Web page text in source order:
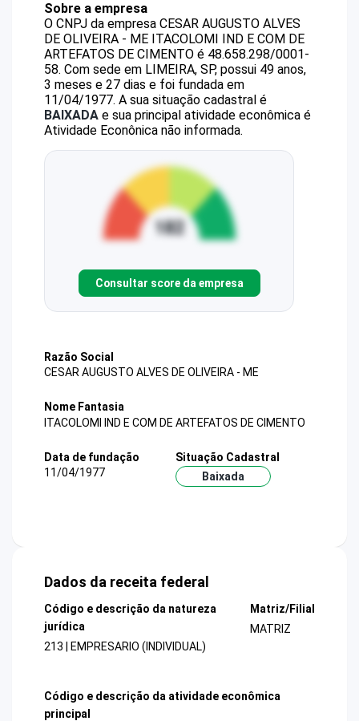
Sobre a empresa
O CNPJ da empresa CESAR AUGUSTO ALVES
DE OLIVEIRA - ME ITACOLOMI IND E COM DE
ARTEFATOS DE CIMENTO é 48.658.298/0001-
58. Com sede em LIMEIRA, SP, possui 49 anos,
3 meses e 27 dias e foi fundada em
11/04/1977. A sua situação cadastral é
BAIXADA e sua principal atividade econômica é
Atividade Econônica não informada.
Consultar score da empresa
Razão Social
CESAR AUGUSTO ALVES DE OLIVEIRA - ME
Nome Fantasia
ITACOLOMI IND E COM DE ARTEFATOS DE CIMENTO
Data de fundação
11/04/1977
Situação Cadastral
Baixada
Dados da receita federal
Código e descrição da natureza
jurídica
213 | EMPRESARIO (INDIVIDUAL)
Matriz/Filial
MATRIZ
Código e descrição da atividade econômica
principal